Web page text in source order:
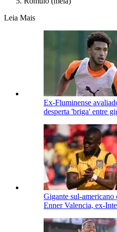
Leia Mais
Ex-Fluminense
desperta 'briga' entre
Gigante sul-americano
Enner Valencia, ex-